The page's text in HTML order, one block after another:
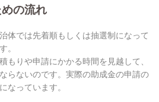
の流れ
体では先着順もしくは抽選制になって
。
もりや申請にかかる時間を見越して、
らないのです。実際の助成金の申請の
なっています。